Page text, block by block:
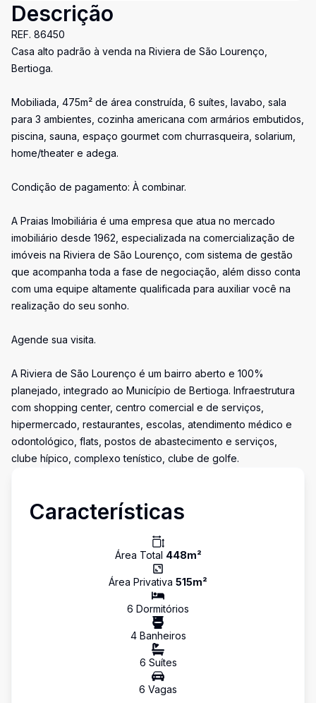
Descrição
REF. 86450
Casa alto padrão à venda na Riviera de São Lourenço,
Bertioga.
Mobiliada, 475m² de área construída, 6 suítes, lavabo, sala
para 3 ambientes, cozinha americana com armários embutidos,
piscina, sauna, espaço gourmet com churrasqueira, solarium,
home/theater e adega.
Condição de pagamento: À combinar.
A Praias Imobiliária é uma empresa que atua no mercado
imobiliário desde 1962, especializada na comercialização de
imóveis na Riviera de São Lourenço, com sistema de gestão
que acompanha toda a fase de negociação, além disso conta
com uma equipe altamente qualificada para auxiliar você na
realização do seu sonho.
Agende sua visita.
A Riviera de São Lourenço é um bairro aberto e 100%
planejado, integrado ao Município de Bertioga. Infraestrutura
com shopping center, centro comercial e de serviços,
hipermercado, restaurantes, escolas, atendimento médico e
odontológico, flats, postos de abastecimento e serviços,
clube hípico, complexo tenístico, clube de golfe.
Características
Área Total 448m²
Área Privativa 515m²
6 Dormitórios
4Banheiros
6 Suítes
6 Vagas